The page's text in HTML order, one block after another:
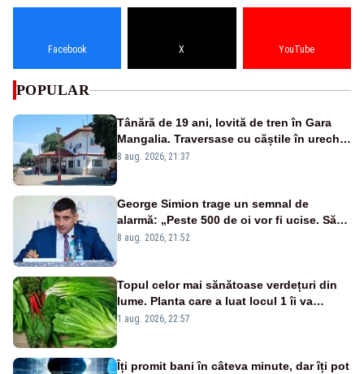
Facebook X YouTube
POPULAR
Tânără de 19 ani, lovită de tren în Gara
Mangalia. Traversase cu căștile în urechi
liniile printr-un loc nepermis
8 aug. 2026, 21:37
George Simion trage un semnal de
alarmă: „Peste 500 de oi vor fi ucise. Să
vedem dacă ciobanii vor fi despăgubiți”
8 aug. 2026, 21:52
Topul celor mai sănătoase verdețuri din
lume. Planta care a luat locul 1 îi va
surprinde pe mulți
1 aug. 2026, 22:57
Îți promit bani în câteva minute, dar îți pot